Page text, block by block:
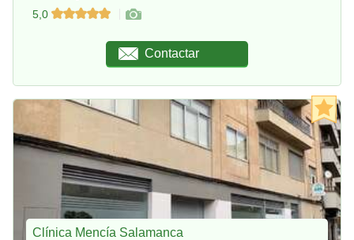
5,0
Contactar
Clínica Mencía Salamanca